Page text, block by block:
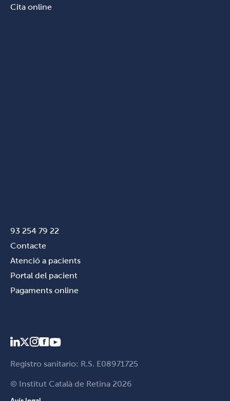
Cita online
93 254 79 22
Contacte
Atenció a pacients
Portal del pacient
Pagaments online
Registro sanitario: R.S. E08971725
© Institut Català de Retina 2026